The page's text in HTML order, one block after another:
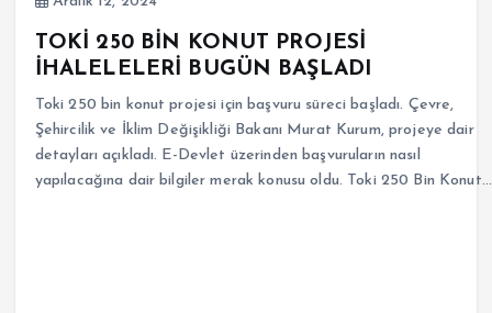
TOKİ 250 BİN KONUT PROJESİ
İHALELELERİ BUGÜN BAŞLADI
Toki 250 bin konut projesi için başvuru süreci başladı. Çevre,
Şehircilik ve İklim Değişikliği Bakanı Murat Kurum, projeye dair
detayları açıkladı. E-Devlet üzerinden başvuruların nasıl
yapılacağına dair bilgiler merak konusu oldu. Toki 250 Bin Konut…